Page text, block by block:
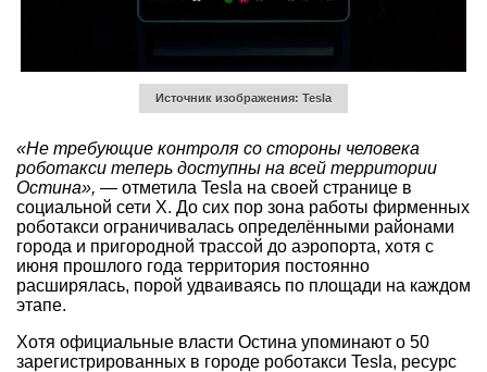
Источник изображения: Tesla
«Не требующие контроля со стороны человека
роботакси теперь доступны на всей территории
Остина», — отметила Tesla на своей странице в
социальной сети X. До сих пор зона работы фирменных
роботакси ограничивалась определёнными районами
города и пригородной трассой до аэропорта, хотя с
июня прошлого года территория постоянно
расширялась, порой удваиваясь по площади на каждом
этапе.
Хотя официальные власти Остина упоминают о 50
зарегистрированных в городе роботакси Tesla, ресурс